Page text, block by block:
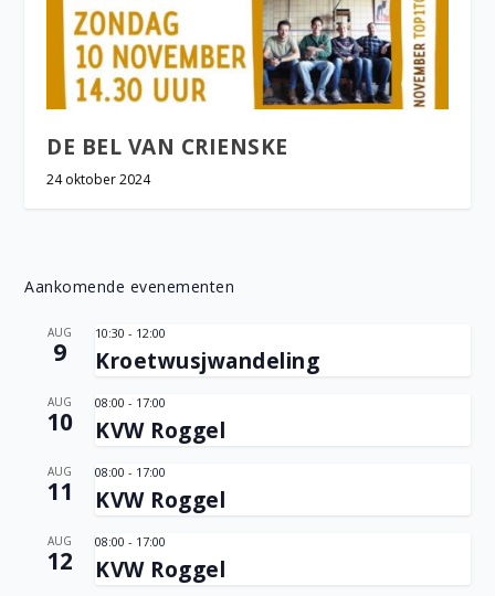
DE BEL VAN CRIENSKE
24 oktober 2024
Aankomende evenementen
AUG
9
10:30 - 12:00
Kroetwusjwandeling
AUG
10
08:00 - 17:00
KVW Roggel
AUG
11
08:00 - 17:00
KVW Roggel
AUG
12
08:00 - 17:00
KVW Roggel